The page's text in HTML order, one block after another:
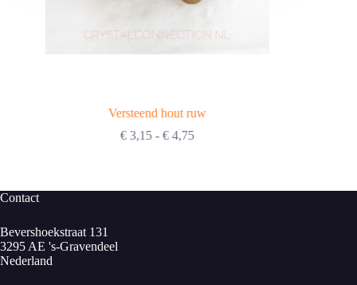
Versteend hout ruw
€3,15 - €4,75Prijsklasse:
Contact
Bevershoekstraat 131
3295 AE 's-Gravendeel
Nederland